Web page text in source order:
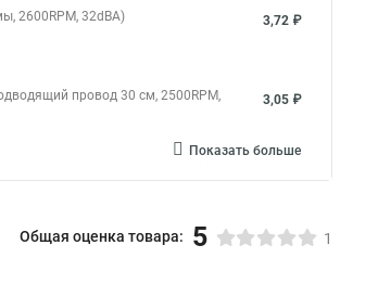
2600RPM, 32dBA) 3,72 ₽
провод 30 см, 2500RPM,
3,05 ₽
Показать больше
Общая оценка товара: 5 1